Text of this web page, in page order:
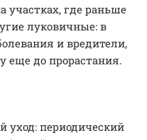
участках, где раньше
луковичные: в
и вредители,
еще до прорастания.
уход: периодический